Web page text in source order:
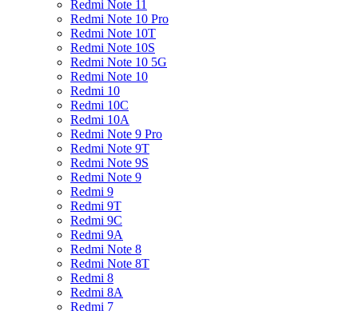
Redmi Note 11
Redmi Note 10 Pro
Redmi Note 10T
Redmi Note 10S
Redmi Note 10 5G
Redmi Note 10
Redmi 10
Redmi 10C
Redmi 10A
Redmi Note 9 Pro
Redmi Note 9T
Redmi Note 9S
Redmi Note 9
Redmi 9
Redmi 9T
Redmi 9C
Redmi 9A
Redmi Note 8
Redmi Note 8T
Redmi 8
Redmi 8A
Redmi 7